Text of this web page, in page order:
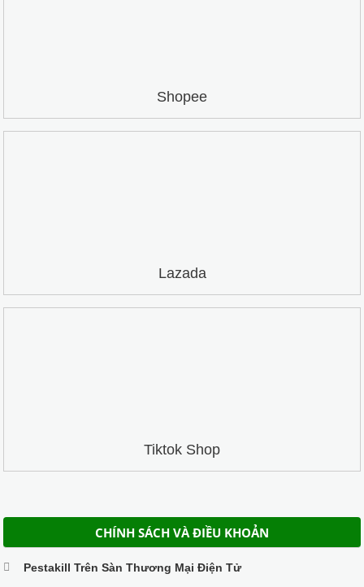
Shopee
Lazada
Tiktok Shop
CHÍNH SÁCH VÀ ĐIỀU KHOẢN
Pestakill Trên Sàn Thương Mại Điện Tử